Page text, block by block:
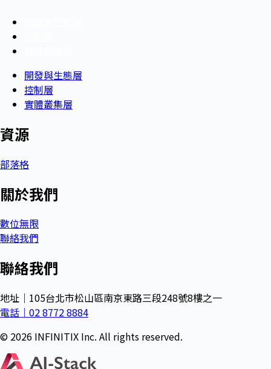
開發與生態層
控制層
實體叢集層
資源
部落格
關於我們
數位無限
聯絡我們
聯絡我們
地址｜105台北市松山區南京東路三段248號8樓之一
電話｜02 8772 8884
© 2026 INFINITIX Inc. All rights reserved.